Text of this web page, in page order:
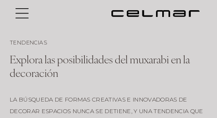
TENDENCIAS
Explora las posibilidades del muxarabi en la
decoración
LA BÚSQUEDA DE FORMAS CREATIVAS E INNOVADORAS DE
DECORAR ESPACIOS NUNCA SE DETIENE, Y UNA TENDENCIA QUE